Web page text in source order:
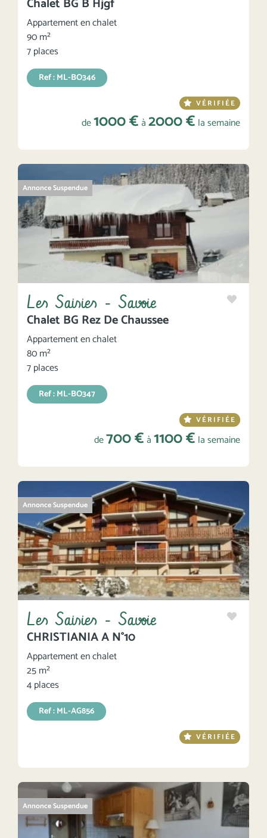
Appartement en chalet
90 m²
7 places
Ref : ML-BO346
VÉRIFIÉE
de1000 €à2000 € la semaine
Annonce Suspendue
Les Saisies - Savoie
Chalet BG Rez De Chaussee
Appartement en chalet
80 m²
7 places
Ref : ML-BO347
VÉRIFIÉE
de700 €à1100 € la semaine
Annonce Suspendue
Les Saisies - Savoie
CHRISTIANIA A N°10
Appartement en chalet
25 m²
4 places
Ref : ML-AG856
VÉRIFIÉE
Annonce Suspendue